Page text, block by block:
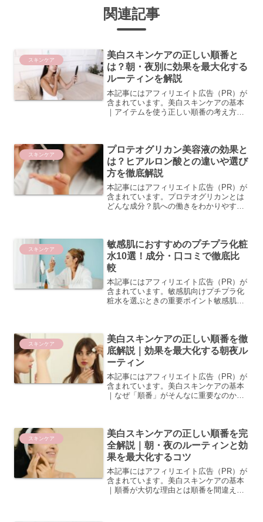
関連記事
スキンケア
美白スキンケアの正しい順番と
は？朝・夜別に効果を最大化する
ルーティンを解説
本記事にはアフィリエイト広告（PR）が
含まれています。美白スキンケアの基本
｜アイテムを使う正しい順番の考え方な
ポイントです。美白成分...
スキンケア
プロテオグリカン美容液の効果と
は？ヒアルロン酸との違いや選び
方を徹底解説
本記事にはアフィリエイト広告（PR）が
含まれています。プロテオグリカンとは
どんな成分？肌への働きをわかりやすく
が結合した複合体のこと...
スキンケア
敏感肌におすすめのプチプラ化粧
水10選！成分・口コミで徹底比
較
本記事にはアフィリエイト広告（PR）が
含まれています。敏感肌向けプチプラ化
粧水を選ぶときの重要ポイント敏感肌の
のポイントをしっかり押...
スキンケア
美白スキンケアの正しい順番を徹
底解説｜効果を最大化する朝夜ル
ーティン
本記事にはアフィリエイト広告（PR）が
含まれています。美白スキンケアの基本
｜なぜ「順番」がそんなに重要なのか順
という方は少なくありま...
スキンケア
美白スキンケアの正しい順番を完
全解説｜朝・夜のルーティンと効
果を最大化するコツ
本記事にはアフィリエイト広告（PR）が
含まれています。美白スキンケアの基本
｜順番が大切な理由とは順番を間違える